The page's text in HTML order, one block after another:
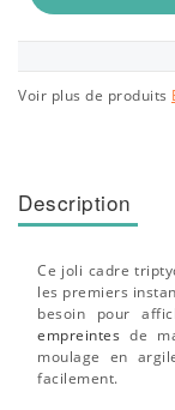
Voir plus de produits
Description
Ce joli cadre
les premiers
besoin pour
empreintes de
moulage en
facilement.